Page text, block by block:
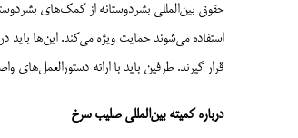
حقوق بین‌المللی بشردوستانه از کمک‌های
استفاده می‌شوند حمایت ویژه می‌کند. این‌ها باید
قرار گیرند. طرفین باید با ارائه
درباره کمیته بین­‌المللی صلیب سرخ